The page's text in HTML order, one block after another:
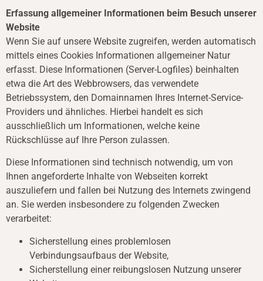
Erfassung allgemeiner Informationen beim Besuch unserer
Website
Wenn Sie auf unsere Website zugreifen, werden automatisch
mittels eines Cookies Informationen allgemeiner Natur
erfasst. Diese Informationen (Server-Logfiles) beinhalten
etwa die Art des Webbrowsers, das verwendete
Betriebssystem, den Domainnamen Ihres Internet-Service-
Providers und ähnliches. Hierbei handelt es sich
ausschließlich um Informationen, welche keine
Rückschlüsse auf Ihre Person zulassen.
Diese Informationen sind technisch notwendig, um von
Ihnen angeforderte Inhalte von Webseiten korrekt
auszuliefern und fallen bei Nutzung des Internets zwingend
an. Sie werden insbesondere zu folgenden Zwecken
verarbeitet:
Sicherstellung eines problemlosen
Verbindungsaufbaus der Website,
Sicherstellung einer reibungslosen Nutzung unserer